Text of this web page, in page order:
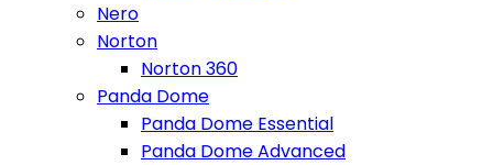
Nero
Norton
Norton 360
Panda Dome
Panda Dome Essential
Panda Dome Advanced